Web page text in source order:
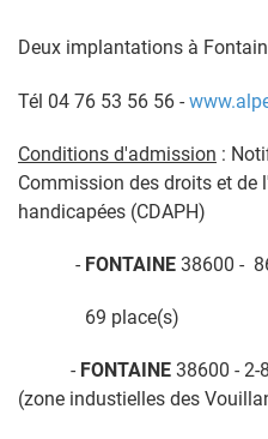
Deux implantations à
Tél 04 76 53 56 56 -
Conditions d'admission :
Commission des droits et de
handicapées (CDAPH)
- FONTAINE 38600 -
69 place(s)
- FONTAINE 38600 - 2-
(zone industielles des